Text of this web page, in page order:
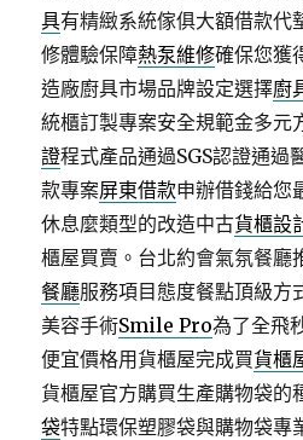
具有精緻系統傢俱大額借款代
修體驗保障熱泵維修確保您獲
造廠廚具市場品牌設定選擇廚
統櫃訂製專案安全規範金多元
證程式產品通過SGS認證通過
款專案屏東借款申辦借錢給您
休息麼類型的改造中古貨櫃設
櫃屋買賣。台北約會氣氛餐廳
餐廳服務項目態度餐點頂級方
美容手術Smile Pro為了全飛
便宜價格用貨櫃屋完成買貨櫃
貨櫃屋官方購買生產購物袋的
袋特點環保塑膠袋與購物袋專